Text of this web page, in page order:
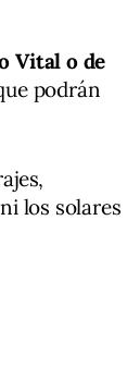
Vital o de
podrán
los solares